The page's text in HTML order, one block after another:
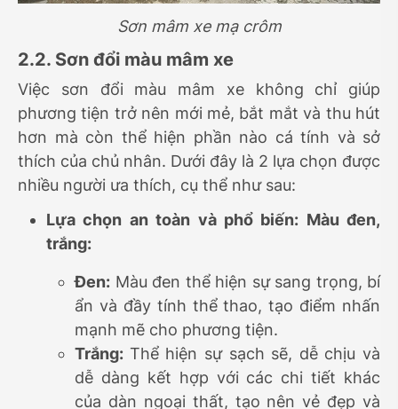
Sơn mâm xe mạ crôm
2.2. Sơn đổi màu mâm xe
Việc sơn đổi màu mâm xe không chỉ giúp
phương tiện trở nên mới mẻ, bắt mắt và thu hút
hơn mà còn thể hiện phần nào cá tính và sở
thích của chủ nhân. Dưới đây là 2 lựa chọn được
nhiều người ưa thích, cụ thể như sau:
Lựa chọn an toàn và phổ biến: Màu đen,
trắng:
Đen: Màu đen thể hiện sự sang trọng, bí
ẩn và đầy tính thể thao, tạo điểm nhấn
mạnh mẽ cho phương tiện.
Trắng: Thể hiện sự sạch sẽ, dễ chịu và
dễ dàng kết hợp với các chi tiết khác
của dàn ngoại thất, tạo nên vẻ đẹp và